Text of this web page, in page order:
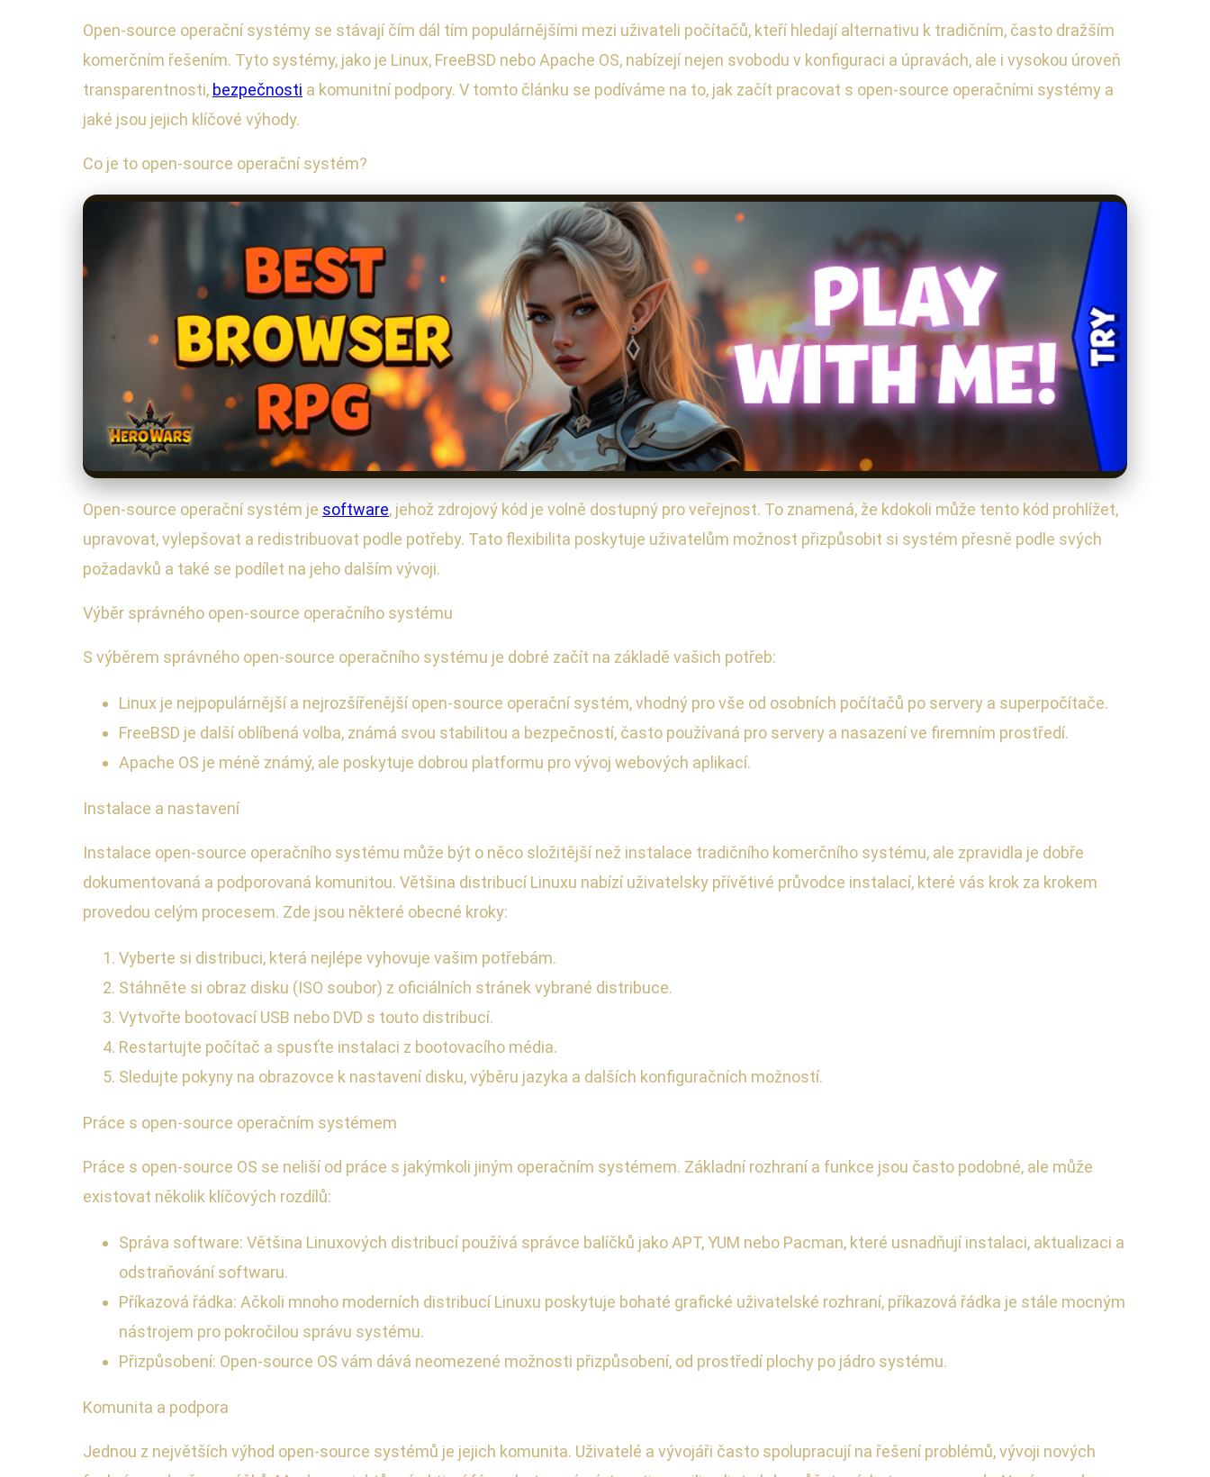
Open-source operační systémy se stávají čím dál tím populárnějšími mezi uživateli počítačů, kteří hledají alternativu k tradičním, často dražším
komerčním řešením. Tyto systémy, jako je Linux, FreeBSD nebo Apache OS, nabízejí nejen svobodu v konfiguraci a úpravách, ale i vysokou úroveň
transparentnosti, bezpečnosti a komunitní podpory. V tomto článku se podíváme na to, jak začít pracovat s open-source operačními systémy a
jaké jsou jejich klíčové výhody.
Co je to open-source operační systém?
Open-source operační systém je software, jehož zdrojový kód je volně dostupný pro veřejnost. To znamená, že kdokoli může tento kód prohlížet,
upravovat, vylepšovat a redistribuovat podle potřeby. Tato flexibilita poskytuje uživatelům možnost přizpůsobit si systém přesně podle svých
požadavků a také se podílet na jeho dalším vývoji.
Výběr správného open-source operačního systému
S výběrem správného open-source operačního systému je dobré začít na základě vašich potřeb:
Linux je nejpopulárnější a nejrozšířenější open-source operační systém, vhodný pro vše od osobních počítačů po servery a superpočítače.
FreeBSD je další oblíbená volba, známá svou stabilitou a bezpečností, často používaná pro servery a nasazení ve firemním prostředí.
Apache OS je méně známý, ale poskytuje dobrou platformu pro vývoj webových aplikací.
Instalace a nastavení
Instalace open-source operačního systému může být o něco složitější než instalace tradičního komerčního systému, ale zpravidla je dobře
dokumentovaná a podporovaná komunitou. Většina distribucí Linuxu nabízí uživatelsky přívětivé průvodce instalací, které vás krok za krokem
provedou celým procesem. Zde jsou některé obecné kroky:
Vyberte si distribuci, která nejlépe vyhovuje vašim potřebám.
Stáhněte si obraz disku (ISO soubor) z oficiálních stránek vybrané distribuce.
Vytvořte bootovací USB nebo DVD s touto distribucí.
Restartujte počítač a spusťte instalaci z bootovacího média.
Sledujte pokyny na obrazovce k nastavení disku, výběru jazyka a dalších konfiguračních možností.
Práce s open-source operačním systémem
Práce s open-source OS se neliší od práce s jakýmkoli jiným operačním systémem. Základní rozhraní a funkce jsou často podobné, ale může
existovat několik klíčových rozdílů:
Správa software: Většina Linuxových distribucí používá správce balíčků jako APT, YUM nebo Pacman, které usnadňují instalaci, aktualizaci a
odstraňování softwaru.
Příkazová řádka: Ačkoli mnoho moderních distribucí Linuxu poskytuje bohaté grafické uživatelské rozhraní, příkazová řádka je stále mocným
nástrojem pro pokročilou správu systému.
Přizpůsobení: Open-source OS vám dává neomezené možnosti přizpůsobení, od prostředí plochy po jádro systému.
Komunita a podpora
Jednou z největších výhod open-source systémů je jejich komunita. Uživatelé a vývojáři často spolupracují na řešení problémů, vývoji nových